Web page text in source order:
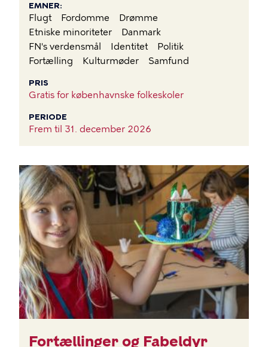
EMNER
Flugt Fordomme
Drømme
Etniske minoriteter
Danmark
FN's verdensmål
Identitet
Politik
Fortælling
Kulturmøder Samfund
PRIS
Gratis for københavnske folkeskoler
PERIODE
Frem til 31. december 2026
BILLEDE
Fortællinger og Fabeldyr